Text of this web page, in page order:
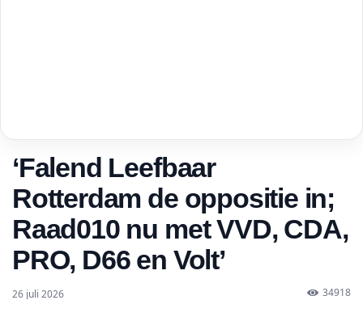
‘Falend Leefbaar
Rotterdam de oppositie in;
Raad010 nu met VVD, CDA,
PRO, D66 en Volt’
26 juli 2026 34918